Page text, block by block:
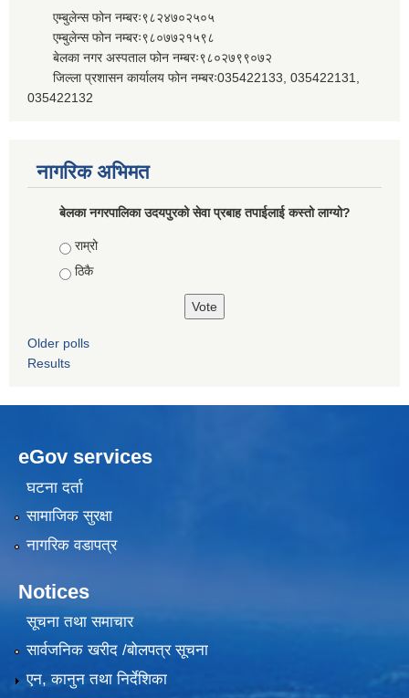
एम्बुलेन्स फोन नम्बरः९८२४७०२५०५
एम्बुलेन्स फोन नम्बरः९८०७७२१५९८
बेलका नगर अस्पताल फोन नम्बरः९८०२७९९०७२
जिल्ला प्रशासन कार्यालय फोन नम्बरः035422133, 035422131,
035422132
नागरिक अभिमत
बेलका नगरपालिका उदयपुरको सेवा प्रबाह तपाईलाई कस्तो लाग्यो?
Choices
राम्रो
ठिकै
Older polls
Results
eGov services
घटना दर्ता
सामाजिक सुरक्षा
नागरिक वडापत्र
Notices
सूचना तथा समाचार
सार्वजनिक खरीद /बोलपत्र सूचना
एन, कानुन तथा निर्देशिका